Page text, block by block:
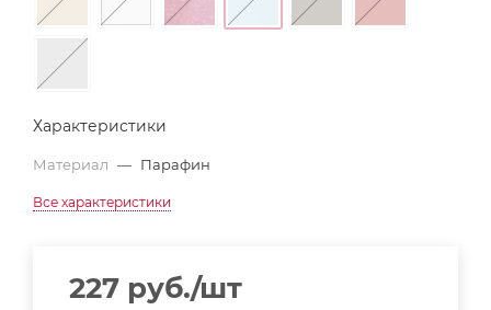
Характеристики
Материал — Парафин
Все характеристики
227 руб./шт